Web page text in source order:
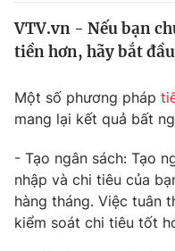
Tin tức
Câu chuyện quốc tế
Kinh tế
Tài chính
Thị trường
Góc doanh nghiệp
Dữ liệu và đời sống
Truyền hình
VTV.vn - Nếu bạn
tiền hơn, hãy bắt
Một số phương pháp
mang lại kết quả bất
- Tạo ngân sách: Tạo
nhập và chi tiêu của
hàng tháng. Việc tuân
kiểm soát chi tiêu tốt